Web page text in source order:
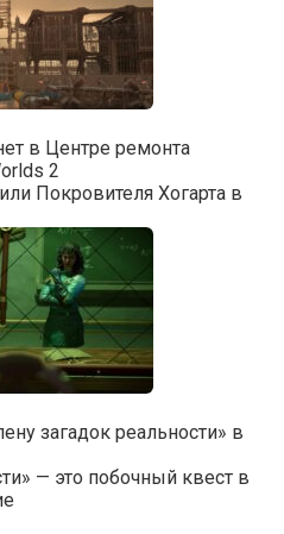
в Центре ремонта
2
Покровителя Хогарта в
загадок реальности» в
— это побочный квест в